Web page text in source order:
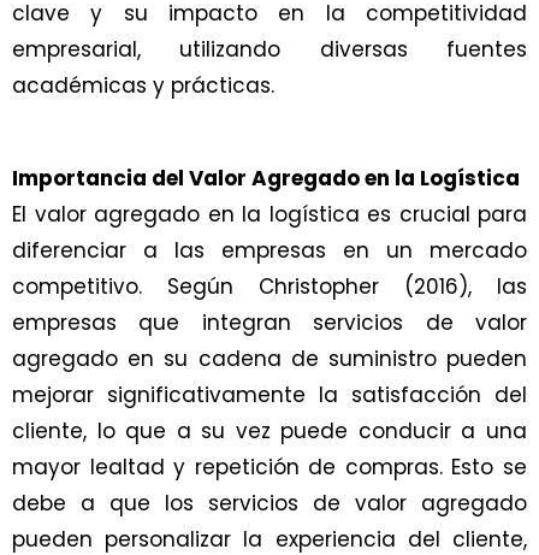
clave y su impacto en la competitividad
empresarial, utilizando diversas fuentes
académicas y prácticas.
Importancia del Valor Agregado en la Logística
El valor agregado en la logística es crucial para
diferenciar a las empresas en un mercado
competitivo. Según Christopher (2016), las
empresas que integran servicios de valor
agregado en su cadena de suministro pueden
mejorar significativamente la satisfacción del
cliente, lo que a su vez puede conducir a una
mayor lealtad y repetición de compras. Esto se
debe a que los servicios de valor agregado
pueden personalizar la experiencia del cliente,